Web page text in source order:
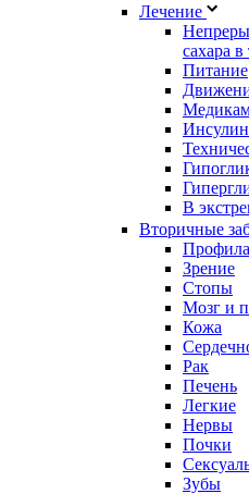
Лечение
сахара
Питание
В
Вторичные
Зрение
Стопы
Мозг и
Кожа
Рак
Печень
Легкие
Нервы
Почки
Зубы